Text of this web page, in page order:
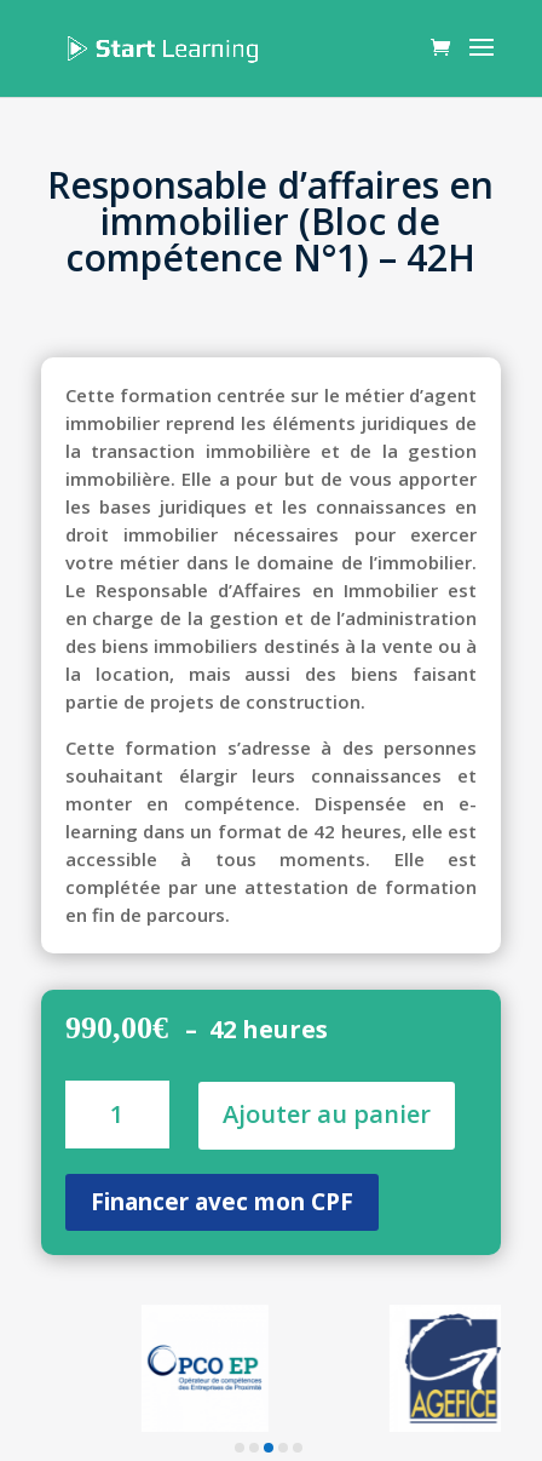
Responsable d’affaires en
immobilier (Bloc de
compétence N°1) – 42H
Cette formation centrée sur le métier d’agent
immobilier reprend les éléments juridiques de
la transaction immobilière et de la gestion
immobilière. Elle a pour but de vous apporter
les bases juridiques et les connaissances en
droit immobilier nécessaires pour exercer
votre métier dans le domaine de l’immobilier.
Le Responsable d’Affaires en Immobilier est
en charge de la gestion et de l’administration
des biens immobiliers destinés à la vente ou à
la location, mais aussi des biens faisant
partie de projets de construction.
Cette formation s’adresse à des personnes
souhaitant élargir leurs connaissances et
monter en compétence. Dispensée en e-
learning dans un format de 42 heures, elle est
accessible à tous moments. Elle est
complétée par une attestation de formation
en fin de parcours.
990,00€ – 42 heures
Responsable
d'affaires
immobilier
(Bloc
Ajouter au panier
Financer avec mon CPF